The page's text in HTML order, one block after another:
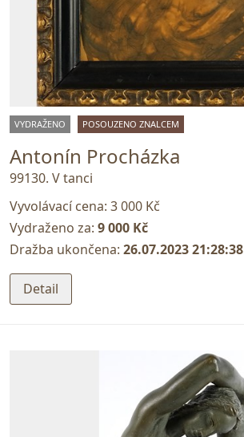
VYDRAŽENO POSOUZENO ZNALCEM
Antonín Procházka
99130. V tanci
Vyvolávací cena: 3 000 Kč
Vydraženo za: 9 000 Kč
Dražba ukončena: 26.07.2023 21:28:38
Detail